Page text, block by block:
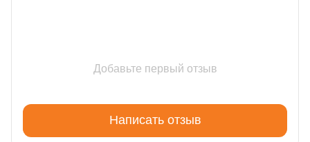
Добавьте первый отзыв
Написать отзыв